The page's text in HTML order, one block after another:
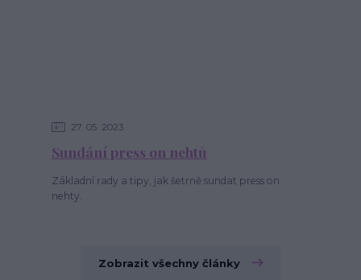
27 05 2023
Sundání press on nehtů
Základní rady a tipy, jak šetrně sundat press on
nehty.
Zobrazit všechny články